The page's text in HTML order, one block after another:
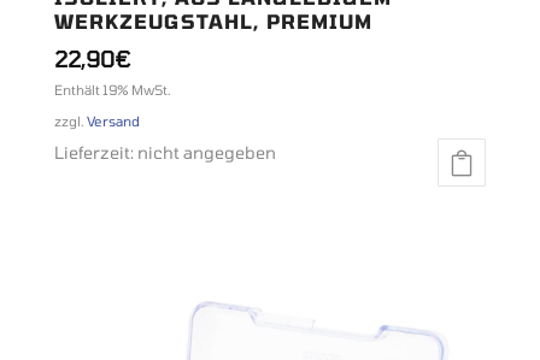
WERKZEUGSTAHL, PREMIUM
22,90€
Enthält 19% MwSt.
zzgl. Versand
Lieferzeit: nicht angegeben